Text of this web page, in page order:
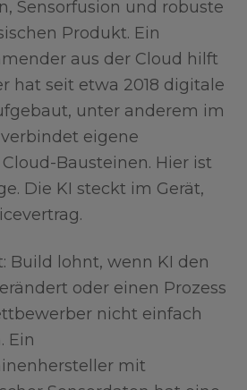
Sensorfusion und robuste
Produkt. Ein
aus der Cloud hilft
hat seit etwa 2018 digitale
unter anderem im
eigene
Bausteinen. Hier ist
Die KI steckt im Gerät,
Build lohnt, wenn KI den
oder einen Prozess
nicht einfach
Ein
mit